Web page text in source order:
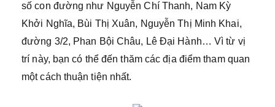
số con đường như Nguyễn Chí Thanh, Nam Kỳ
Khởi Nghĩa, Bùi Thị Xuân, Nguyễn Thị Minh Khai,
đường 3/2, Phan Bội Châu, Lê Đại Hành… Vì từ vị
trí này, bạn có thể đến thăm các địa điểm tham quan
một cách thuận tiện nhất.